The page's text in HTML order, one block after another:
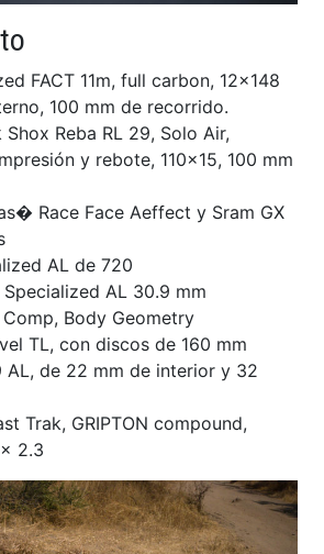
FACT 11m, full carbon, 12×148
100 mm de recorrido.
Reba RL 29, Solo Air,
y rebote, 110×15, 100 mm
Race Face Aeffect y Sram GX
AL de 720
AL 30.9 mm
Body Geometry
TL, con discos de 160 mm
AL, de 22 mm de interior y 32
Trak, GRIPTON compound,
2.3